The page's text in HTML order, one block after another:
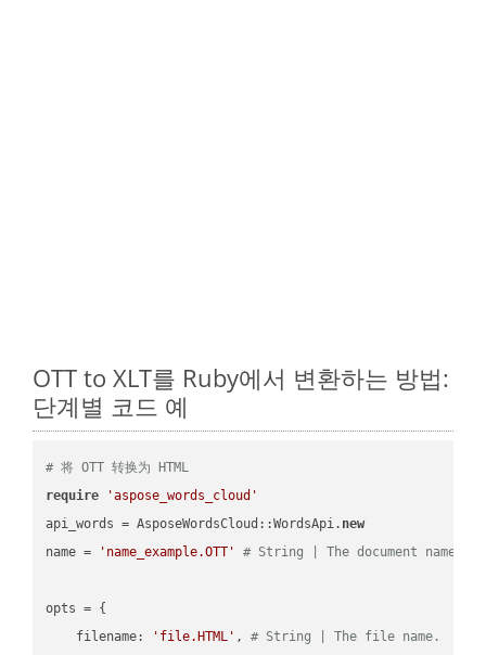
OTT to XLT를 Ruby에서 변환하는 방법:
단계별 코드 예
# 将 OTT 转换为 HTML
require
'aspose_words_cloud'
api_words = AsposeWordsCloud::WordsApi. new
name =
'name_example.OTT' # String | The document name.
opts = {
    filename:
'file.HTML' , # String | The file name.